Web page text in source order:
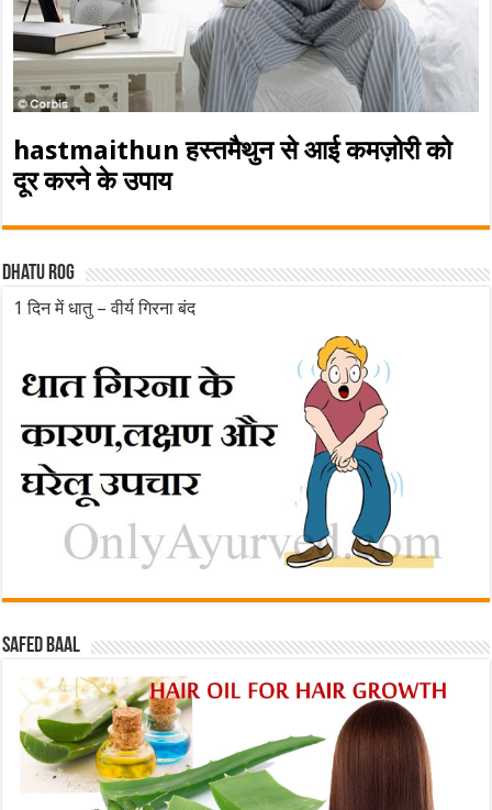
hastmaithun हस्तमैथुन से आई कमज़ोरी को
दूर करने के उपाय
Dhatu rog
1 दिन में धातु – वीर्य गिरना बंद
Safed baal